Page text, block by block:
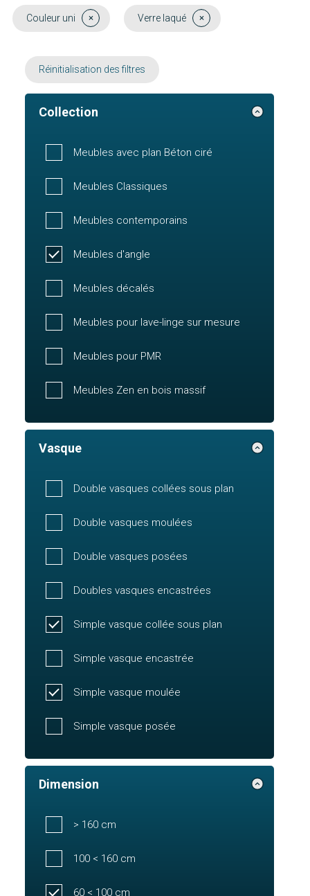
Couleur uni Verre laqué
Réinitialisation des filtres
Collection
Meubles avec plan Béton ciré
Meubles Classiques
Meubles contemporains
Meubles d'angle
Meubles décalés
Meubles pour lave-linge sur mesure
Meubles pour PMR
Meubles Zen en bois massif
Vasque
Double vasques collées sous plan
Double vasques moulées
Double vasques posées
Doubles vasques encastrées
Simple vasque collée sous plan
Simple vasque encastrée
Simple vasque moulée
Simple vasque posée
Dimension
> 160 cm
100 < 160 cm
60 < 100 cm